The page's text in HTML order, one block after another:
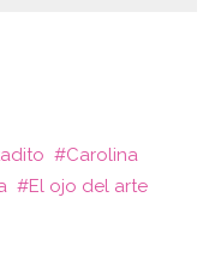
Carolina
El ojo del arte